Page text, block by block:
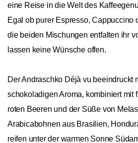
eine Reise in die Welt des
Egal ob purer Espresso, Cappuccino
die beiden Mischungen entfalten ihr
lassen keine Wünsche offen.
Der Andraschko Déjà vu beeindruckt
schokoladigen Aroma, kombiniert mit
roten Beeren und der Süße von
Arabicabohnen aus Brasilien,
reifen unter der warmen Sonne